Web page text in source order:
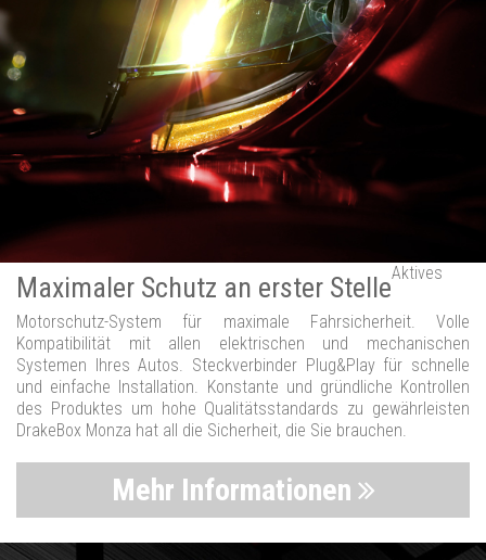
Maximaler Schutz an erster StelleAktives
Motorschutz-System für maximale Fahrsicherheit. Volle
Kompatibilität mit allen elektrischen und mechanischen
Systemen Ihres Autos. Steckverbinder Plug&Play für schnelle
und einfache Installation. Konstante und gründliche Kontrollen
des Produktes um hohe Qualitätsstandards zu gewährleisten
DrakeBox Monza hat all die Sicherheit, die Sie brauchen.
Mehr Informationen